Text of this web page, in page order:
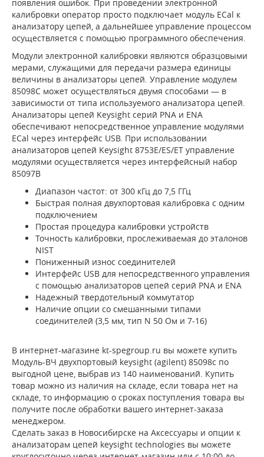
появления ошибок. При проведении электронной
калибровки оператор просто подключает модуль ECal к
анализатору цепей, а дальнейшее управление процессом
осуществляется с помощью программного обеспечения.
Модули электронной калибровки являются образцовыми
мерами, служащими для передачи размера единицы
величины в анализаторы цепей. Управление модулем
85098C может осуществляться двумя способами — в
зависимости от типа используемого анализатора цепей.
Анализаторы цепей Keysight серий PNA и ENA
обеспечивают непосредственное управление модулями
ECal через интерфейс USB. При использовании
анализаторов цепей Keysight 8753E/ES/ET управление
модулями осуществляется через интерфейсный набор
85097B
Диапазон частот: от 300 кГц до 7,5 ГГц
Быстрая полная двухпортовая калибровка с одним
подключением
Простая процедура калибровки устройств
Точность калибровки, прослеживаемая до эталонов
NIST
Пониженный износ соединителей
Интерфейс USB для непосредственного управления
с помощью анализаторов цепей серий PNA и ENA
Надежный твердотельный коммутатор
Наличие опции со смешанными типами
соединителей (3,5 мм, тип N 50 Ом и 7-16)
В интернет-магазине kt-spegroup.ru вы можете купить
Модуль-ВЧ двухпортовый keysight (agilent) 85098c по
выгодной цене, выбрав из 140 наименований. Купить
товар можно из наличия на складе, если товара нет на
складе, то информацию о сроках поступления товара вы
получите после обработки вашего интернет-заказа
менеджером.
Сделать заказ в Новосибирске на Аксессуары и опции к
анализаторам цепей keysight technologies вы можете